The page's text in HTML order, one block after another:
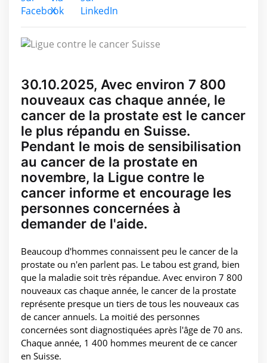
30.10.2025, Avec environ 7 800
nouveaux cas chaque année, le
cancer de la prostate est le cancer
le plus répandu en Suisse.
Pendant le mois de sensibilisation
au cancer de la prostate en
novembre, la Ligue contre le
cancer informe et encourage les
personnes concernées à
demander de l'aide.
Beaucoup d'hommes connaissent peu le cancer de la
prostate ou n'en parlent pas. Le tabou est grand, bien
que la maladie soit très répandue. Avec environ 7 800
nouveaux cas chaque année, le cancer de la prostate
représente presque un tiers de tous les nouveaux cas
de cancer annuels. La moitié des personnes
concernées sont diagnostiquées après l'âge de 70 ans.
Chaque année, 1 400 hommes meurent de ce cancer
en Suisse.